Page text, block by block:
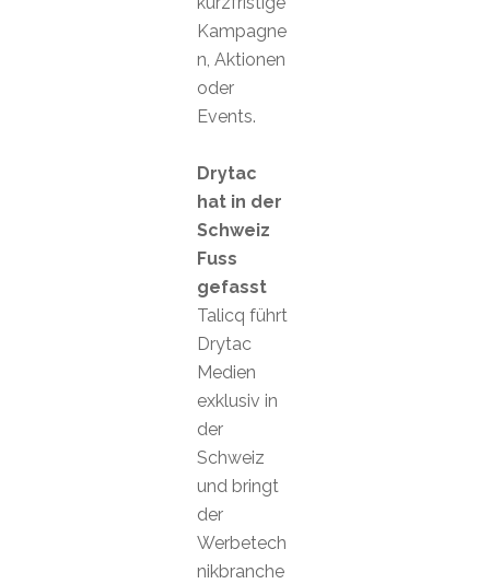
Kampagne
n, Aktionen
oder
Events.
Drytac
hat in der
Schweiz
Fuss
gefasst
Talicq führt
Drytac
Medien
exklusiv in
der
Schweiz
und bringt
der
Werbetech
nikbranche